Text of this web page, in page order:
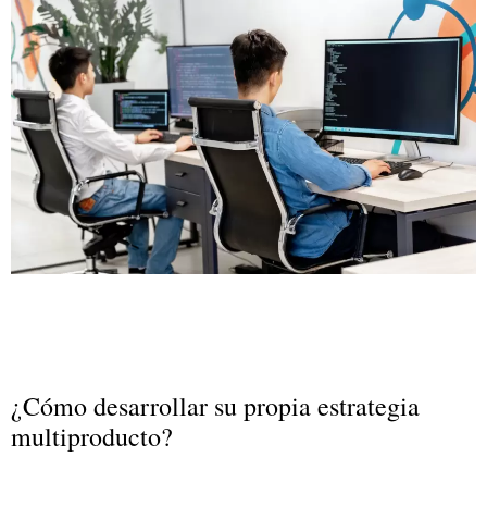
¿Cómo desarrollar su propia estrategia
multiproducto?